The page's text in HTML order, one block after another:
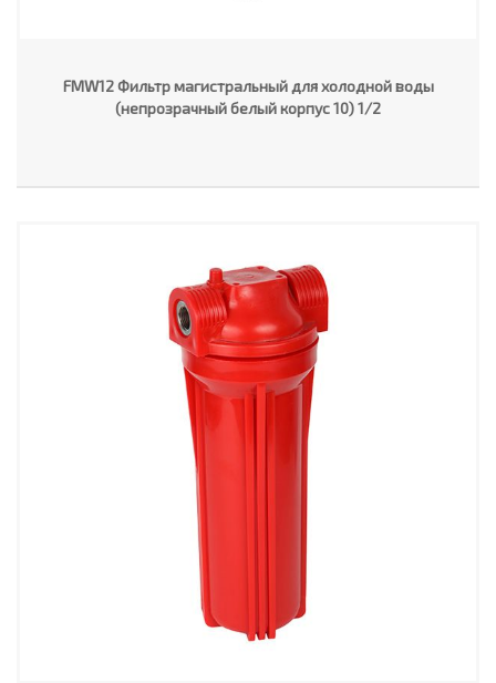
FMW12 Фильтр магистральный для холодной воды
(непрозрачный белый корпус 10) 1/2